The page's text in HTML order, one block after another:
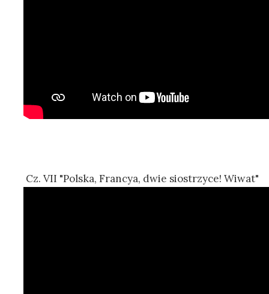
Cz. VII "Polska, Francya, dwie siostrzyce! Wiwat"